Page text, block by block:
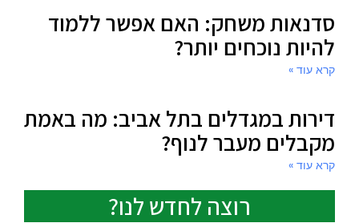
סדנאות משחק: האם אפשר ללמוד
להיות נוכחים יותר?
קרא עוד »
דירות במגדלים בתל אביב: מה באמת
מקבלים מעבר לנוף?
קרא עוד »
רוצה לחדש לנו?